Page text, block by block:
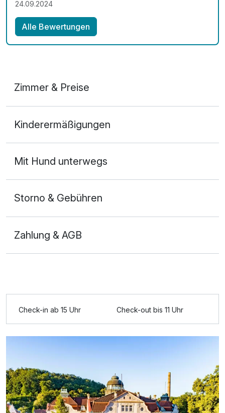
24.09.2024
Alle Bewertungen
Zimmer & Preise
2 Erwachsene
Ausstattung
Zusatznächte
Kinderermäßigungen
Mit Hund unterwegs
Storno & Gebühren
Zahlung & AGB
Check-in ab 15 Uhr Check-out bis 11 Uhr